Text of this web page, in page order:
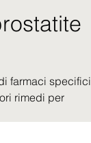
farmaci specifici
rimedi per